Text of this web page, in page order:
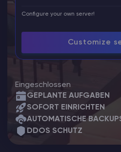
Configure your own server!
Customize
Eingeschlossen
GEPLANTE AUFGABEN
SOFORT EINRICHTEN
AUTOMATISCHE
DDOS SCHUTZ